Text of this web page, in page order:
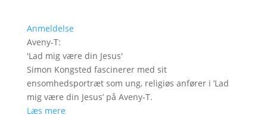
Anmeldelse
Aveny-T:
'Lad mig være din Jesus'
Simon Kongsted fascinerer med sit
ensomhedsportræt som ung, religiøs anfører i ’Lad
mig være din Jesus’ på Aveny-T.
Læs mere